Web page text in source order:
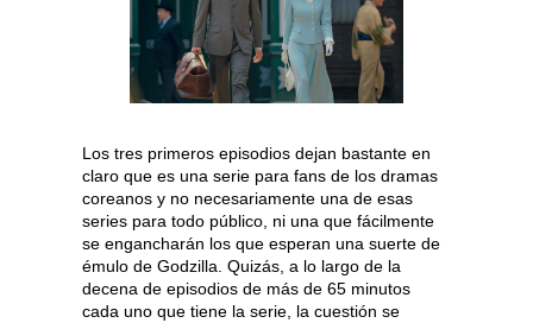
Los tres primeros episodios dejan bastante en
claro que es una serie para fans de los dramas
coreanos y no necesariamente una de esas
series para todo público, ni una que fácilmente
se engancharán los que esperan una suerte de
émulo de Godzilla. Quizás, a lo largo de la
decena de episodios de más de 65 minutos
cada uno que tiene la serie, la cuestión se